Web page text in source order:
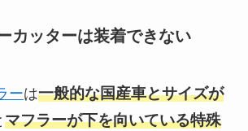
カッターは装着できない
ーは一般的な国産車とサイズが
マフラーが下を向いている特殊